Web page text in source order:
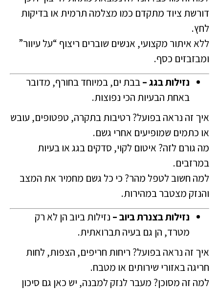
דורשת ציוד מתקדם כמו מצלמה תרמית או בדיקות
לחץ.
ללא איתור מקצועי, אנשים שוברים ריצוף “על עיוור”
ומבזבזים כסף.
נזילות בגג –בבת ים, במיוחד בחורף, מדובר
באחת הבעיות הכי נפוצות.
איך זה נראה בפועל? רטיבות בתקרה, טפטופים, עובש
או כתמים שמופיעים אחרי גשם.
מה גורם לזה? איטום לקוי, סדקים בגג או בעיות
במרזבים.
למה חשוב לטפל מהר? כי כל גשם מחמיר את המצב
והנזק מצטבר במהירות.
נזילות בצנרת ביוב – נזילות ביוב הן לא רק
מטרד, הן גם בעיה תברואתית.
איך זה נראה בפועל? ריחות חריפים, הצפות, לחות
חריגה באזורי שירותים או מטבח.
למה זה מסוכן? מעבר לנזק למבנה, יש כאן גם סיכון